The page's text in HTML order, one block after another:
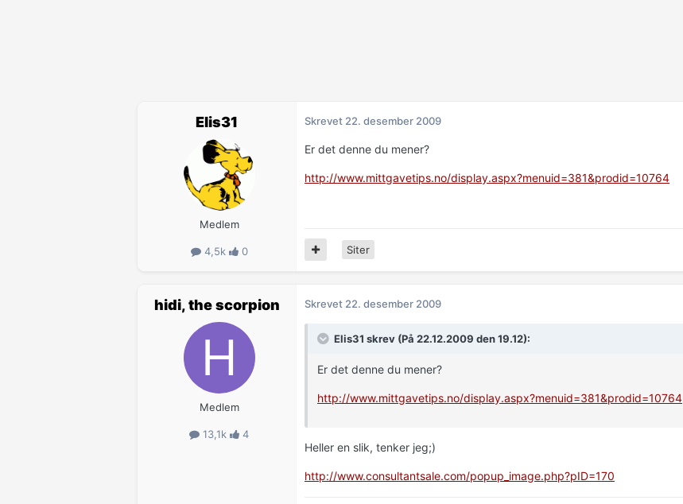
Elis31
Medlem
4,5k 0
Skrevet 22. desember 2009
Er det denne du mener?
http://www.mittgavetips.no/display.aspx?menuid=381&prodid=10764
Siter
hidi, the scorpion
Medlem
13,1k 4
Skrevet 22. desember 2009
Elis31 skrev (På 22.12.2009 den 19.12):
Er det denne du mener?
http://www.mittgavetips.no/display.aspx?menuid=381&prodid=10764
Heller en slik, tenker jeg;)
http://www.consultantsale.com/popup_image.php?pID=170